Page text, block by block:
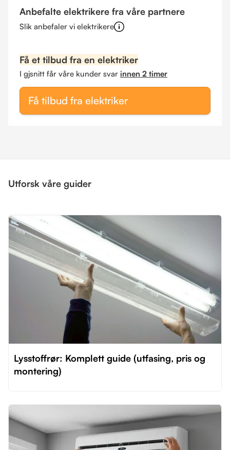
Anbefalte elektrikere fra våre partnere
Slik anbefaler vi elektrikere
Få et tilbud fra en elektriker
I gjsnitt får våre kunder svar innen 2 timer
Få tilbud fra elektriker
Utforsk våre guider
Lysstoffrør: Komplett guide (utfasing, pris og
montering)